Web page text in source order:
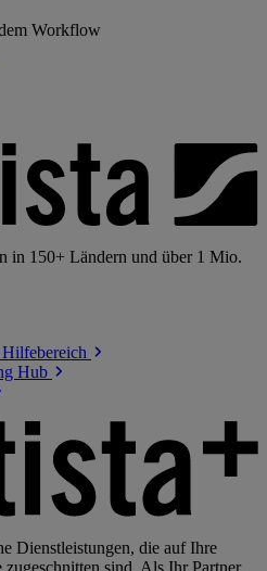
Workflow
in 150+ Ländern und über 1 Mio.
Hilfebereich
Hub
Dienstleistungen, die auf Ihre
zugeschnitten sind. Als Ihr Partner